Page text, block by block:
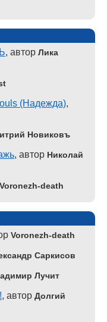
, автор Лика
(Надежда),
Новиковъ
, автор Николай
Voronezh-death
Voronezh-death
Саркисов
Лучит
, автор Долгий